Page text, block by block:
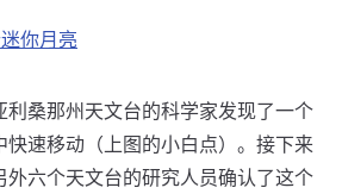
你月亮
桑那州天文台的科学家发现了一个
快速移动（上图的小白点）。接下来
外六个天文台的研究人员确认了这个